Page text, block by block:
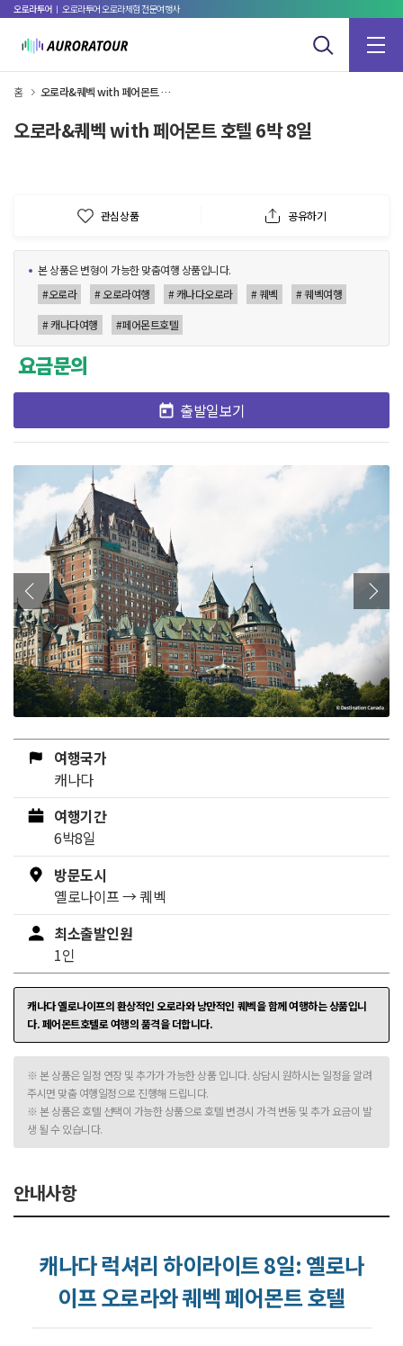
오로라투어 ㅣ 오로라투어 오로라체험 전문여행사
홈 오로라&퀘벡 with 페어몬트 호텔 6박 8일
오로라&퀘벡 with 페어몬트 호텔 6박 8일
관심상품 공유하기
본 상품은 변형이 가능한 맞춤여행 상품입니다.
#오로라
# 오로라여행 # 캐나다오로라 # 퀘벡
# 퀘벡여행
# 캐나다여행
#페어몬트호텔
요금문의
출발일보기
여행국가
캐나다
여행기간
6박8일
방문도시
옐로나이프→퀘벡
최소출발인원
1인
캐나다 옐로나이프의 환상적인 오로라와 낭만적인 퀘벡을 함께 여행하는 상품입니
다. 페어몬트호텔로 여행의 품격을 더합니다.
※ 본 상품은 일정 연장 및 추가가 가능한 상품 입니다. 상담시 원하시는 일정을 알려
주시면 맞춤 여행일정으로 진행해 드립니다.
※ 본 상품은 호텔 선택이 가능한 상품으로 호텔 변경시 가격 변동 및 추가 요금이 발
생 될 수 있습니다.
안내사항
캐나다 럭셔리 하이라이트 8일: 옐로나
이프 오로라와 퀘벡 페어몬트 호텔